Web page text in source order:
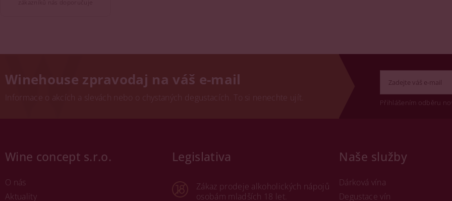
Winehouse zpravodaj na váš e-mail
Informace o akcích a slevách nebo o chystaných degustacích. To si nenechte ujít. Přihlášením odběru
Wine concept s.r.o.
O nás
Aktuality
Legislativa
Zákaz prodeje alkoholických nápojů
osobám mladších 18 let.
Naše služby
Dárková vína
Degustace vín